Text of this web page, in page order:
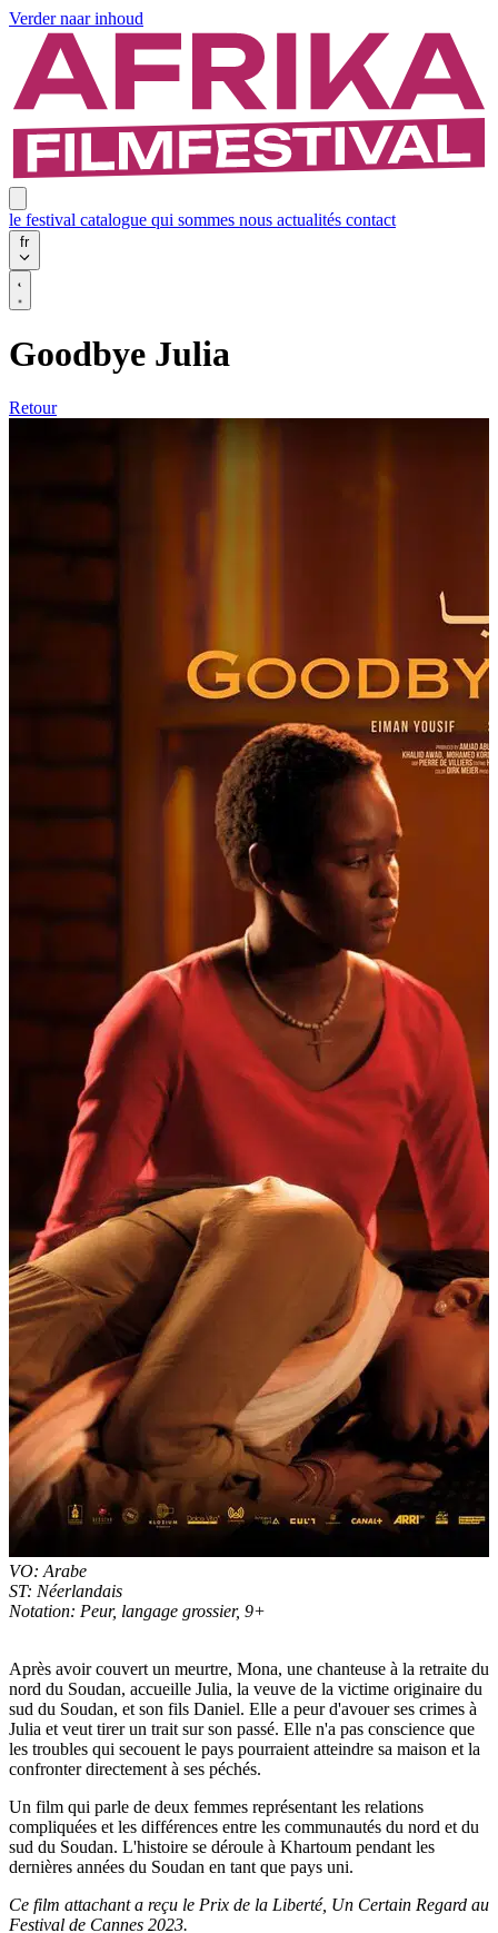
Verder naar inhoud
le festival catalogue qui sommes nous actualités contact
fr
Goodbye Julia
Retour
VO: Arabe
ST: Néerlandais
Notation: Peur, langage grossier, 9+
Après avoir couvert un meurtre, Mona, une chanteuse à la retraite du
nord du Soudan, accueille Julia, la veuve de la victime originaire du
sud du Soudan, et son fils Daniel. Elle a peur d'avouer ses crimes à
Julia et veut tirer un trait sur son passé. Elle n'a pas conscience que
les troubles qui secouent le pays pourraient atteindre sa maison et la
confronter directement à ses péchés.
Un film qui parle de deux femmes représentant les relations
compliquées et les différences entre les communautés du nord et du
sud du Soudan. L'histoire se déroule à Khartoum pendant les
dernières années du Soudan en tant que pays uni.
Ce film attachant a reçu le Prix de la Liberté, Un Certain Regard au
Festival de Cannes 2023.